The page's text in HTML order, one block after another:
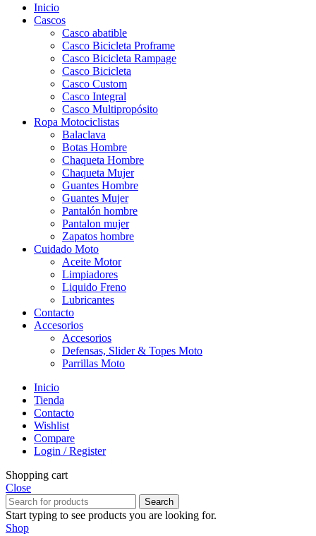
Inicio
Cascos
Casco abatible
Casco Bicicleta Proframe
Casco Bicicleta Rampage
Casco Bicicleta
Casco Custom
Casco Integral
Casco Multipropósito
Ropa Motociclistas
Balaclava
Botas Hombre
Chaqueta Hombre
Chaqueta Mujer
Guantes Hombre
Guantes Mujer
Pantalón hombre
Pantalon mujer
Zapatos hombre
Cuidado Moto
Aceite Motor
Limpiadores
Liquido Freno
Lubricantes
Contacto
Accesorios
Accesorios
Defensas, Slider & Topes Moto
Parrillas Moto
Inicio
Tienda
Contacto
Wishlist
Compare
Login / Register
Shopping cart
Close
Search
Start typing to see products you are looking for.
Shop